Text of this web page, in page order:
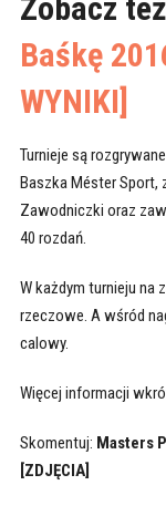
Zobacz
Baśkę
WYNIKI]
Turnieje są
Baszka Méster Sport,
Zawodniczki oraz
40 rozdań.
W każdym turnieju na
rzeczowe. A wśród
calowy.
Więcej informacji
Skomentuj: Masters
[ZDJĘCIA]